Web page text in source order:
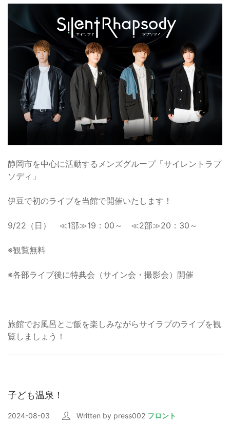
静岡市を中心に活動するメンズグループ「サイレントラプ
ソディ」
伊豆で初のライブを当館で開催いたします！
9/22（日） ≪1部≫19：00～ ≪2部≫20：30～
※観覧無料
※各部ライブ後に特典会（サイン会・撮影会）開催
旅館でお風呂とご飯を楽しみながらサイラプのライブを観
覧しましょう！
子ども温泉！
2024-08-03 Written by press002 フロント